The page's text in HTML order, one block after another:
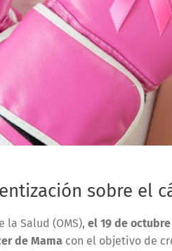
sobre el
Salud (OMS), el 19 de
de Mamacon el objetivo de